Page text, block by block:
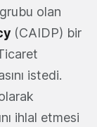
olan
(CAIDP) bir
istedi.
ihlal etmesi